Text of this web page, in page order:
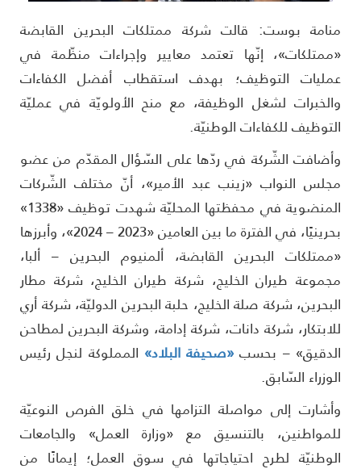
بوست: قالت شركة ممتلكات البحرين القابضة
إنّها تعتمد معايير وإجراءات منظّمة في
التوظيف؛ بهدف استقطاب أفضل الكفاءات
لشغل الوظيفة، مع منح الأولويّة في عمليّة
للكفاءات الوطنيّة.
الشّركة في ردّها على السّؤال المقدّم من عضو
النواب «زينب عبد الأمير»، أنّ مختلف الشّركات
المنضوية في محفظتها المحليّة شهدت توظيف «1338»
بحرينيًا، في الفترة ما بين العامين «2023 – 2024»، وأبرزها
البحرين القابضة، ألمنيوم البحرين – ألبا،
طيران الخليج، شركة طيران الخليج، شركة مطار
شركة صلة الخليج، حلبة البحرين الدوليّة، شركة أري
شركة دانات، شركة إدامة، وشركة البحرين لمطاحن
– بحسب«صحيفة البلاد»المملوكة لنجل رئيس
السّابق.
إلى مواصلة التزامها في خلق الفرص النوعيّة
بالتنسيق مع «وزارة العمل» والجامعات
لطرح احتياجاتها في سوق العمل؛ إيمانًا من